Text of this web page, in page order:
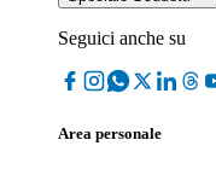
Seguici anche su
Area personale